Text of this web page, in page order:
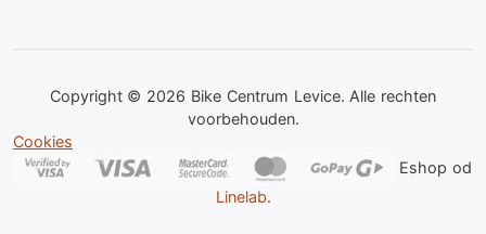
Copyright © 2026 Bike Centrum Levice. Alle rechten
voorbehouden.
Cookies
Eshop od
Linelab.